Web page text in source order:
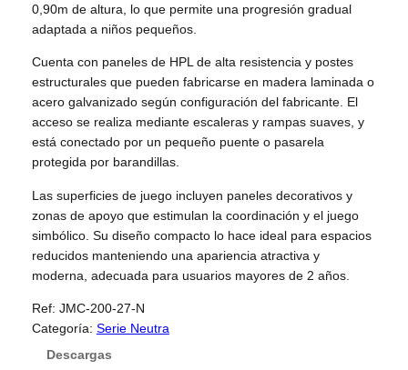
0,90m de altura, lo que permite una progresión gradual
adaptada a niños pequeños.
Cuenta con paneles de HPL de alta resistencia y postes
estructurales que pueden fabricarse en madera laminada o
acero galvanizado según configuración del fabricante. El
acceso se realiza mediante escaleras y rampas suaves, y
está conectado por un pequeño puente o pasarela
protegida por barandillas.
Las superficies de juego incluyen paneles decorativos y
zonas de apoyo que estimulan la coordinación y el juego
simbólico. Su diseño compacto lo hace ideal para espacios
reducidos manteniendo una apariencia atractiva y
moderna, adecuada para usuarios mayores de 2 años.
Ref: JMC-200-27-N
Categoría: Serie Neutra
Descargas